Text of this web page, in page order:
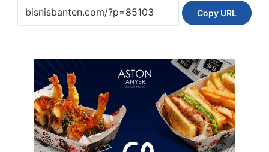
Copy URL